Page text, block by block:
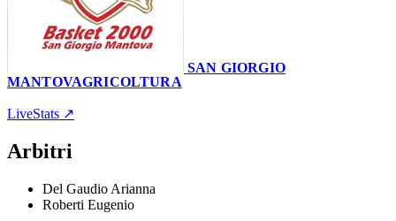
SAN GIORGIO
MANTOVAGRICOLTURA
LiveStats ↗
Arbitri
Del Gaudio Arianna
Roberti Eugenio